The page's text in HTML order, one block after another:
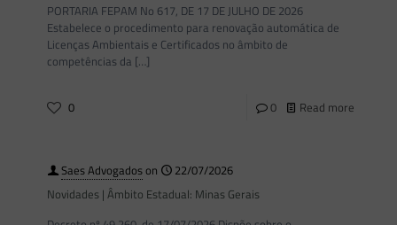
PORTARIA FEPAM No 617, DE 17 DE JULHO DE 2026
Estabelece o procedimento para renovação automática de
Licenças Ambientais e Certificados no âmbito de
competências da […]
0 0 Read more
Saes Advogadoson
22/07/2026
Novidades | Âmbito Estadual: Minas Gerais